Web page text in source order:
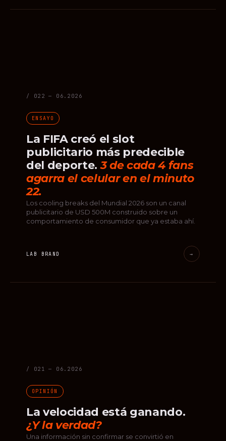
/ 022 — 06.2026
ENSAYO
La FIFA creó el slot
publicitario más predecible
del deporte.3 de cada 4 fans
agarra el celular en el minuto
22.
Los cooling breaks del Mundial 2026 son un canal
publicitario de USD 500M construido sobre un
comportamiento de consumidor que ya estaba ahí.
LAB BRAND →
/ 021 — 06.2026
OPINIÓN
La velocidad está ganando.
¿Y la verdad?
Una información sin confirmar se convirtió en